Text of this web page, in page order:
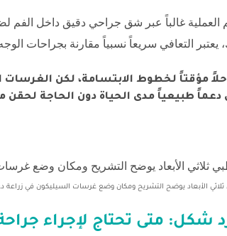
العملية غالباً عبر شق جراحي دقيق داخل
يعتبر التعافي سريعاً نسبياً مقارنة بجراحات
حلاً مؤقتاً لخطوط الابتسامة، لكن
طبيعياً مدى الحياة دون الحاجة لحقن
الأبعاد يوضح التشريح ومكان وضع غرسات السيليكون في زراعة
شكل: متى تحتاج لإجراء جراحة